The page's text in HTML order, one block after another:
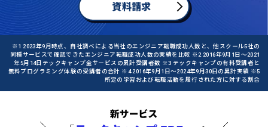
資料請求
※1 2023年9月時点、自社調べによる当社のエンジニア転職成功人数と、他スクール5社の
同種サービスで確認できたエンジニア転職成功人数の実績を比較 ※2 2016年9月1日〜2021
年5月14日テックキャンプ全サービスの累計受講者数 ※3 テックキャンプの有料受講者と
無料プログラミング体験の受講者の合計 ※4 2016年9月1日〜2024年9月30日の累計実績 ※5
所定の学習および転職活動を履行された方に対する割合